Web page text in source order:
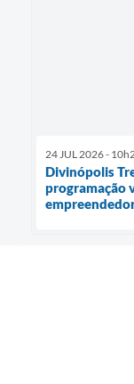
24 JUL 2026 -
Divinópolis
programação